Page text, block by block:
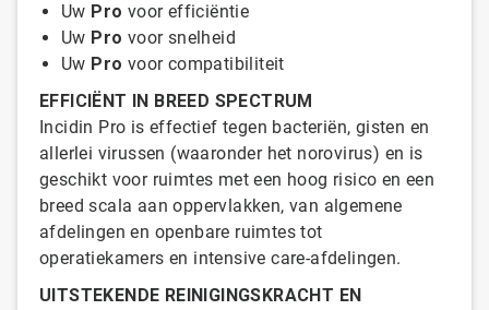
Uw Pro voor efficiëntie
​​​​​​​Uw Pro voor snelheid
Uw Pro voor compatibiliteit
EFFICIËNT IN BREED SPECTRUM
Incidin Pro is effectief tegen bacteriën, gisten en
allerlei virussen (waaronder het norovirus) en is
geschikt voor ruimtes met een hoog risico en een
breed scala aan oppervlakken, van algemene
afdelingen en openbare ruimtes tot
operatiekamers en intensive care-afdelingen.
UITSTEKENDE REINIGINGSKRACHT EN